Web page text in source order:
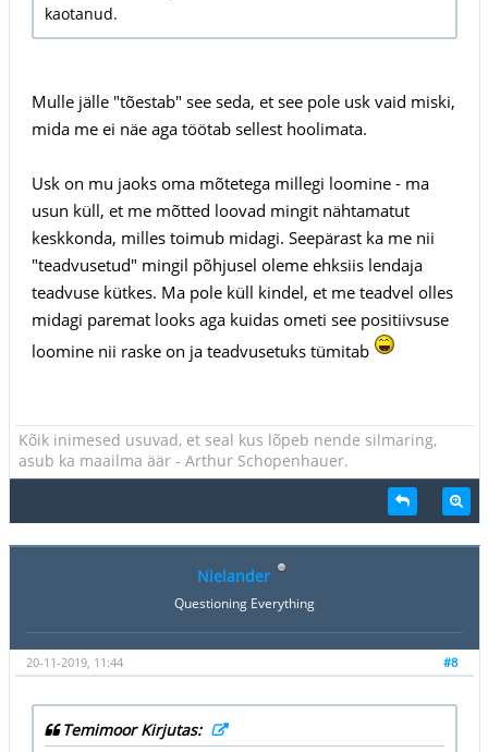
kaotanud.
Mulle jälle "tõestab" see seda, et see pole usk vaid miski,
mida me ei näe aga töötab sellest hoolimata.
Usk on mu jaoks oma mõtetega millegi loomine - ma
usun küll, et me mõtted loovad mingit nähtamatut
keskkonda, milles toimub midagi. Seepärast ka me nii
"teadvusetud" mingil põhjusel oleme ehksiis lendaja
teadvuse kütkes. Ma pole küll kindel, et me teadvel olles
midagi paremat looks aga kuidas ometi see positiivsuse
loomine nii raske on ja teadvusetuks tümitab
Kõik inimesed usuvad, et seal kus lõpeb nende silmaring,
asub ka maailma äär - Arthur Schopenhauer.
Nielander
Questioning Everything
#8
20-11-2019, 11:44
Temimoor Kirjutas: